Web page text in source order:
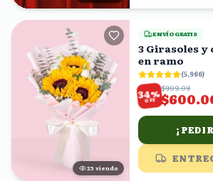
25 viendo
ENVÍO GRATIS
3 Girasoles y
en ramo
(5,966)
34%
OFF
$909.09